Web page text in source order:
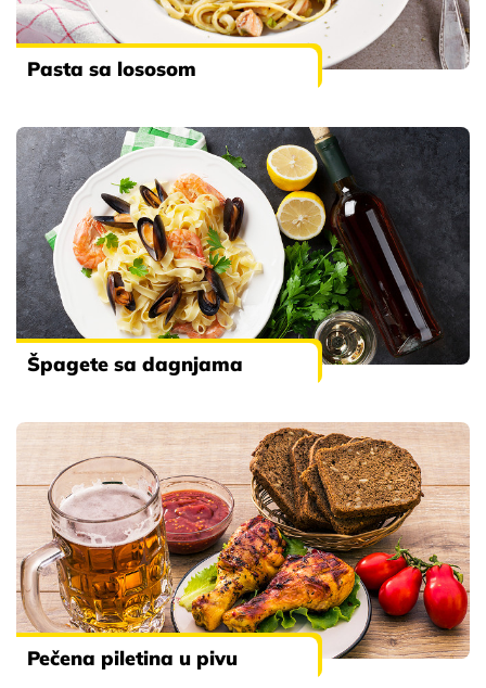
Pasta sa lososom
Špagete sa dagnjama
Pečena piletina u pivu